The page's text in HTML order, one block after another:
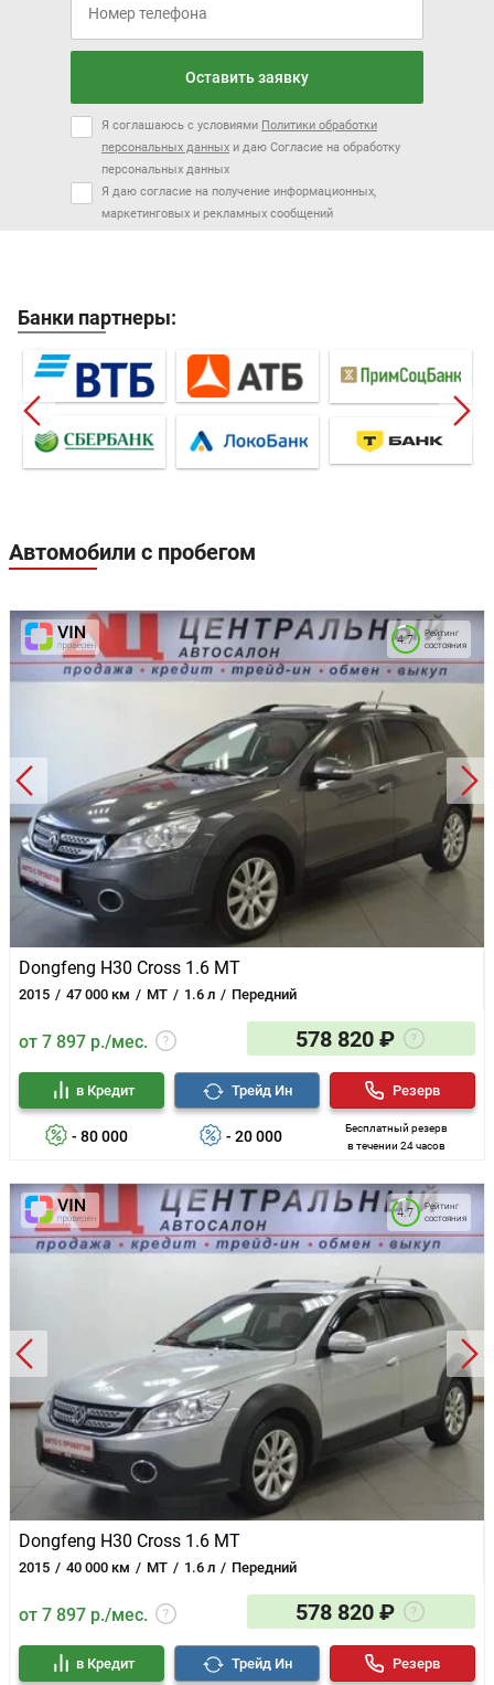
Оставить заявку
Я соглашаюсь с условиями Политики обработки
персональных данных и даю Согласие на обработку
персональных данных
Я даю согласие на получение информационных,
маркетинговых и рекламных сообщений
Банки партнеры:
Автомобили с пробегом
Dongfeng H30 Cross 1.6 MT
2015 47 000 км MT 1.6 л Передний
Рейтинг
состояния
4.7
от 7 897 р./мес. 578 820 ₽
- 80 000
в Кредит
- 20 000
Трейд Ин
Бесплатный резерв
в течении 24 часов
Резерв
Dongfeng H30 Cross 1.6 MT
2015 40 000 км MT 1.6 л Передний
Рейтинг
состояния
4.7
от 7 897 р./мес. 578 820 ₽
в Кредит Трейд Ин Резерв